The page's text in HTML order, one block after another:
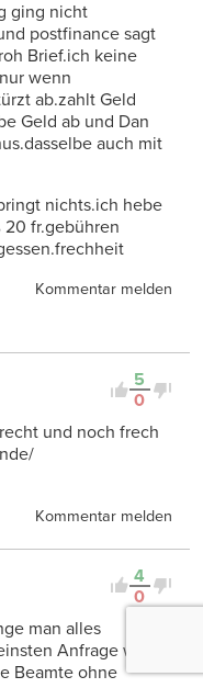
ging nicht
postfinance sagt
Brief.ich keine
wenn
ab.zahlt Geld
Geld ab und Dan
auch mit
nichts.ich hebe
20 fr.gebühren
Kommentar melden
5
0
und noch frech
Kommentar melden
4
0
man alles
Anfrage wird
Beamte ohne